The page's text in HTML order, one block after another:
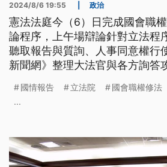
2024/8/6 19:55 政治
憲法法庭今（6）日完成國會職
論程序，上午場辯論針對立法程
聽取報告與質詢、人事同意權行
新聞網》整理大法官與各方詢答
國情報告 立法院 國會職權修法
...